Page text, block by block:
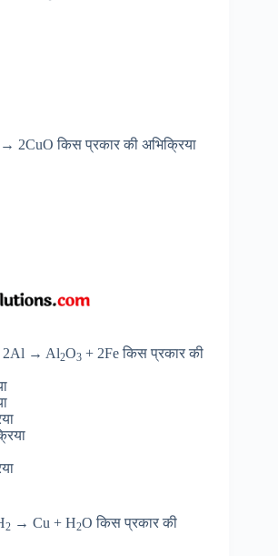
→ 2CuO किस प्रकार की अभिक्रिया
2Al → Al2O3 + 2Fe किस प्रकार की
2 → Cu + H2O किस प्रकार की